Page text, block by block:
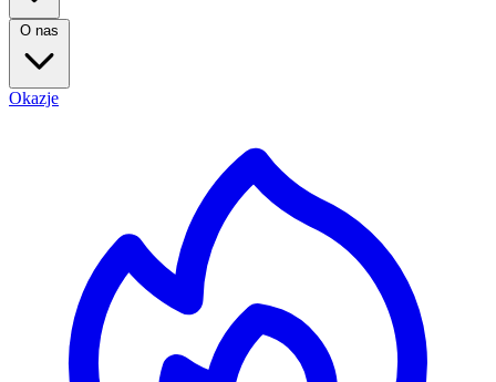
O nas
Okazje